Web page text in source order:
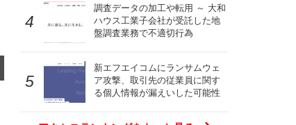
調査データの加工や転用 ～ 大和
ハウス工業子会社が受託した地
盤調査業務で不適切行為
新エフエイコムにランサムウェ
ア攻撃、取引先の従業員に関す
る個人情報が漏えいした可能性